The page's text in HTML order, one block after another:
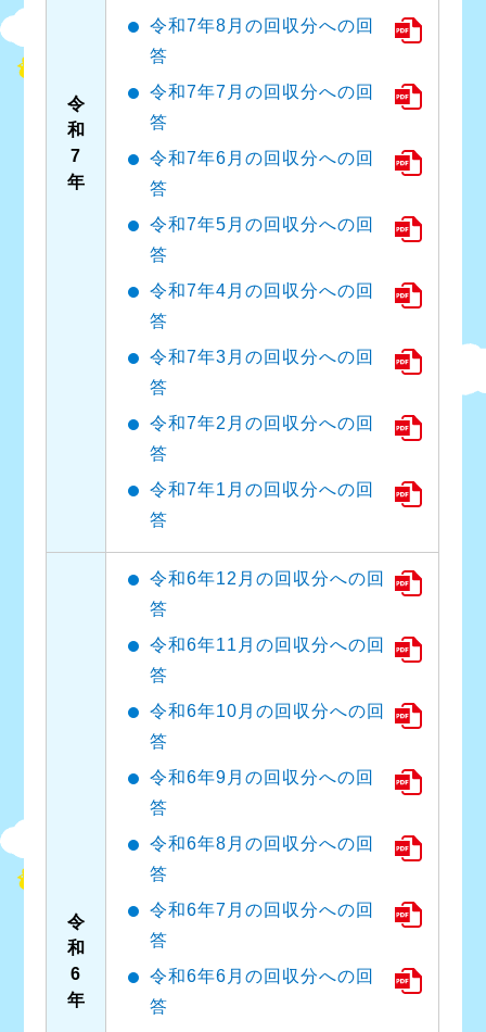
令
和
7
年
令和7年8月の回収分への回
答
令和7年7月の回収分への回
答
令和7年6月の回収分への回
答
令和7年5月の回収分への回
答
令和7年4月の回収分への回
答
令和7年3月の回収分への回
答
令和7年2月の回収分への回
答
令和7年1月の回収分への回
答
令
和
6
年
令和6年12月の回収分への回
答
令和6年11月の回収分への回
答
令和6年10月の回収分への回
答
令和6年9月の回収分への回
答
令和6年8月の回収分への回
答
令和6年7月の回収分への回
答
令和6年6月の回収分への回
答